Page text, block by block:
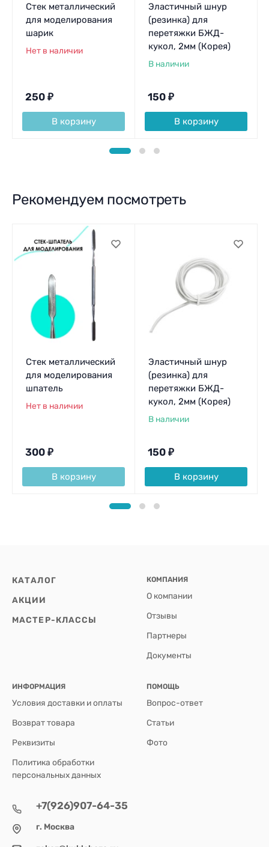
Стек металлический
для моделирования
шарик
Нет в наличии
250 ₽
В корзину
Эластичный шнур
(резинка) для
перетяжки БЖД-
кукол, 2мм (Корея)
В наличии
150 ₽
В корзину
Рекомендуем посмотреть
Стек металлический
для моделирования
шпатель
Нет в наличии
300 ₽
В корзину
Эластичный шнур
(резинка) для
перетяжки БЖД-
кукол, 2мм (Корея)
В наличии
150 ₽
В корзину
КАТАЛОГ
АКЦИИ
МАСТЕР-КЛАССЫ
КОМПАНИЯ
О компании
Отзывы
Партнеры
Документы
ИНФОРМАЦИЯ
Условия доставки и оплаты
Возврат товара
Реквизиты
Политика обработки
персональных данных
ПОМОЩЬ
Вопрос-ответ
Статьи
Фото
+7(926)907-64-35
г. Москва